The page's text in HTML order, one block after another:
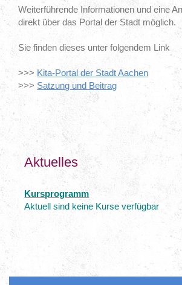
Weiterführende Informationen und eine
direkt über das Portal der Stadt möglich.
Sie finden dieses unter folgendem Link
>>> Kita-Portal der Stadt Aachen
>>> Satzung und Beitrag
Aktuelles
Kursprogramm
Aktuell sind keine Kurse verfügbar